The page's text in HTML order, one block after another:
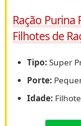
Ração Purina
Filhotes de
Tipo: Super
Porte:
Idade: Filhote